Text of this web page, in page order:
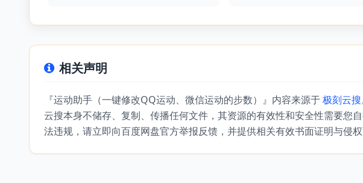
相关声明
『运动助手（一键修改QQ运动、微信运动的步数）』内容来源于极刻云搜
云搜本身不储存、复制、传播任何文件，其资源的有效性和安全性需要您
法违规，请立即向百度网盘官方举报反馈，并提供相关有效书面证明与侵